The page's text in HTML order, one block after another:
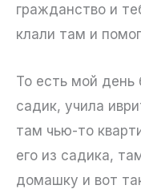
гражданство и
клали там и
То есть мой день
садик, учила
там чью-то
его из садика,
домашку и вот